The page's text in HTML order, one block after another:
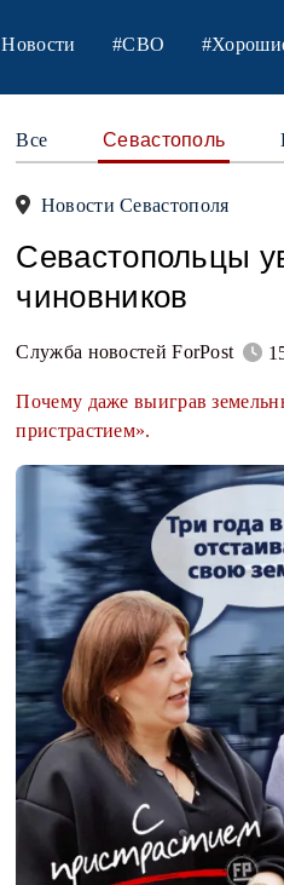
Новости #СВО
Все Севастополь
Новости Севастополя
Севастопольцы
чиновников
Служба новостей ForPost
Почему даже выиграв
пристрастием».